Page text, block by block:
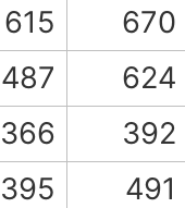
615
670
487
624
366
392
395
491